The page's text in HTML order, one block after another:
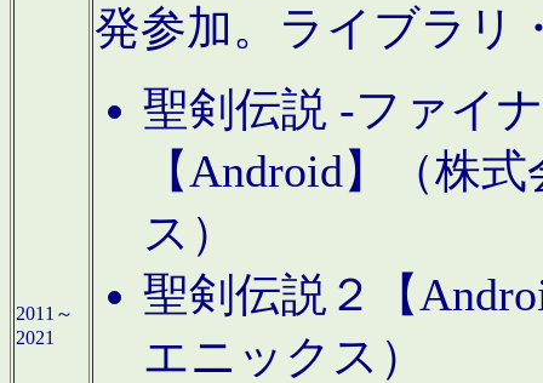
2011～
2021
発参加。ライブラリ
聖剣伝説 -ファイ
【Android】（株
ス）
聖剣伝説２【
エニックス）